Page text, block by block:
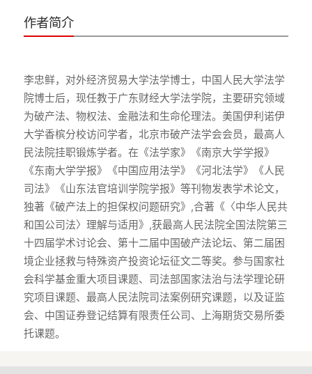
作者简介
李忠鲜，对外经济贸易大学法学博士，中国人民大学法学
院博士后，现任教于广东财经大学法学院，主要研究领域
为破产法、物权法、金融法和生命伦理法。美国伊利诺伊
大学香槟分校访问学者，北京市破产法学会会员，最高人
民法院挂职锻炼学者。在《法学家》《南京大学学报》
《东南大学学报》《中国应用法学》《河北法学》《人民
司法》《山东法官培训学院学报》等刊物发表学术论文，
独著《破产法上的担保权问题研究》,合著《〈中华人民共
和国公司法〉理解与适用》,获最高人民法院全国法院第三
十四届学术讨论会、第十二届中国破产法论坛、第二届困
境企业拯救与特殊资产投资论坛征文二等奖。参与国家社
会科学基金重大项目课题、司法部国家法治与法学理论研
究项目课题、最高人民法院司法案例研究课题，以及证监
会、中国证券登记结算有限责任公司、上海期货交易所委